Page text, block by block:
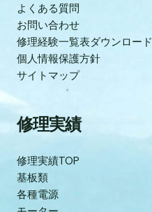
よくある質問
お問い合わせ
修理経験一覧表ダウンロード
個人情報保護方針
サイトマップ
修理実績
修理実績TOP
基板類
各種電源